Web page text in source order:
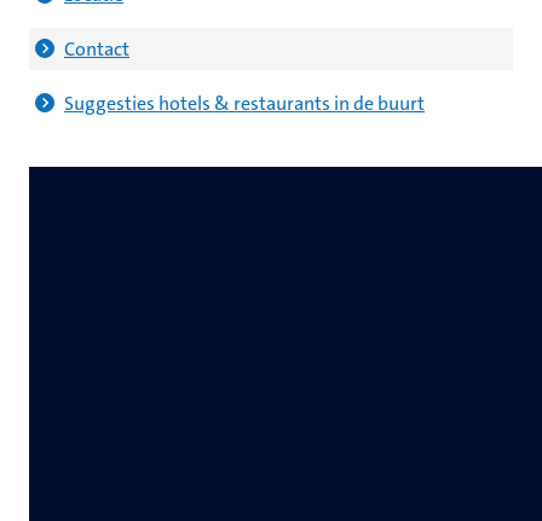
Contact
Suggesties hotels & restaurants in de buurt